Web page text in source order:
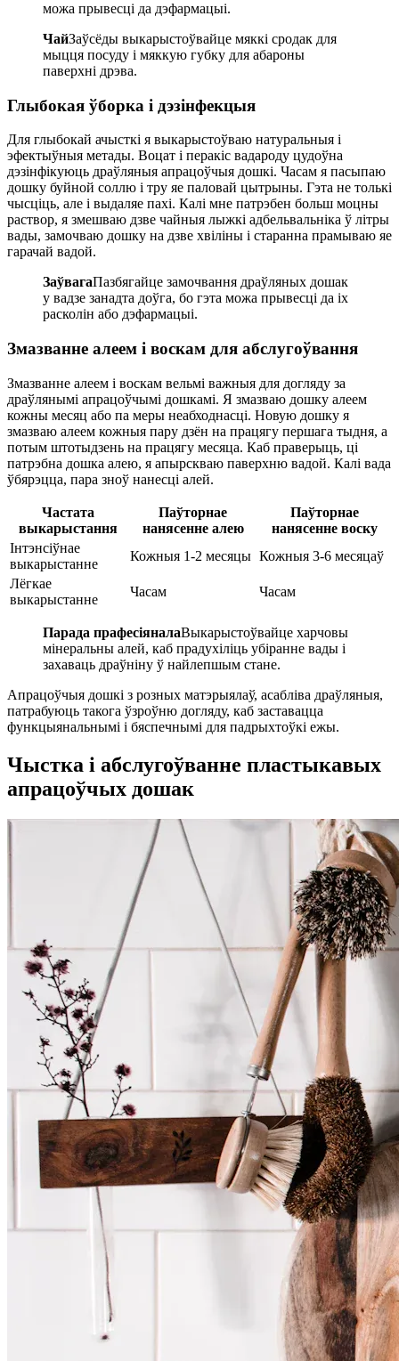
можа прывесці да дэфармацыі.
ЧайЗаўсёды выкарыстоўвайце мяккі сродак для
мыцця посуду і мяккую губку для абароны
паверхні дрэва.
Глыбокая ўборка і дэзінфекцыя
Для глыбокай ачысткі я выкарыстоўваю натуральныя і
эфектыўныя метады. Воцат і перакіс вадароду цудоўна
дэзінфікуюць драўляныя апрацоўчыя дошкі. Часам я пасыпаю
дошку буйной соллю і тру яе паловай цытрыны. Гэта не толькі
чысціць, але і выдаляе пахі. Калі мне патрэбен больш моцны
раствор, я змешваю дзве чайныя лыжкі адбельвальніка ў літры
вады, замочваю дошку на дзве хвіліны і старанна прамываю яе
гарачай вадой.
ЗаўвагаПазбягайце замочвання драўляных дошак
у вадзе занадта доўга, бо гэта можа прывесці да іх
расколін або дэфармацыі.
Змазванне алеем і воскам для абслугоўвання
Змазванне алеем і воскам вельмі важныя для догляду за
драўлянымі апрацоўчымі дошкамі. Я змазваю дошку алеем
кожны месяц або па меры неабходнасці. Новую дошку я
змазваю алеем кожныя пару дзён на працягу першага тыдня, а
потым штотыдзень на працягу месяца. Каб праверыць, ці
патрэбна дошка алею, я апырскваю паверхню вадой. Калі вада
ўбярэцца, пара зноў нанесці алей.
Частата
выкарыстання
Паўторнае
нанясенне алею
Паўторнае
нанясенне воску
Інтэнсіўнае
выкарыстанне
Кожныя 1-2 месяцы Кожныя 3-6 месяцаў
Лёгкае
выкарыстанне
Часам Часам
Парада прафесіяналаВыкарыстоўвайце харчовы
мінеральны алей, каб прадухіліць убіранне вады і
захаваць драўніну ў найлепшым стане.
Апрацоўчыя дошкі з розных матэрыялаў, асабліва драўляныя,
патрабуюць такога ўзроўню догляду, каб заставацца
функцыянальнымі і бяспечнымі для падрыхтоўкі ежы.
Чыстка і абслугоўванне пластыкавых
апрацоўчых дошак